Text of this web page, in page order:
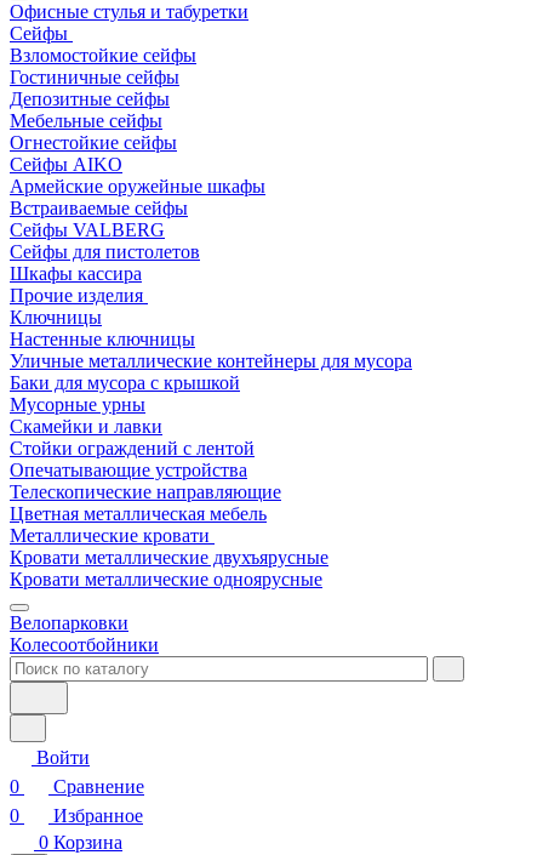
Офисные стулья и табуретки
Сейфы
Взломостойкие сейфы
Гостиничные сейфы
Депозитные сейфы
Мебельные сейфы
Огнестойкие сейфы
Сейфы AIKO
Армейские оружейные шкафы
Встраиваемые сейфы
Сейфы VALBERG
Сейфы для пистолетов
Шкафы кассира
Прочие изделия
Ключницы
Настенные ключницы
Уличные металлические контейнеры для мусора
Баки для мусора с крышкой
Мусорные урны
Скамейки и лавки
Стойки ограждений с лентой
Опечатывающие устройства
Телескопические направляющие
Цветная металлическая мебель
Металлические кровати
Кровати металлические двухъярусные
Кровати металлические одноярусные
Велопарковки
Колесоотбойники
Войти
0
Сравнение
0
Избранное
0 Корзина